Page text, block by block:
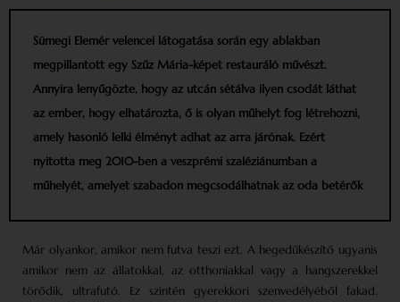
Sümegi Elemér velencei látogatása során egy ablakban
megpillantott egy Szűz Mária-képet restauráló művészt.
Annyira lenyűgözte, hogy az utcán sétálva ilyen csodát láthat
az ember, hogy elhatározta, ő is olyan műhelyt fog létrehozni,
amely hasonló lelki élményt adhat az arra járónak. Ezért
nyitotta meg 2010-ben a veszprémi szaléziánumban a
műhelyét, amelyet szabadon megcsodál­hatnak az oda betérők
Már olyankor, amikor nem futva teszi ezt. A hegedűkészítő ugyanis
amikor nem az állatokkal, az otthoniakkal vagy a hangszerekkel
törődik, ultrafutó. Ez szintén gyerekkori szenvedélyéből fakad.